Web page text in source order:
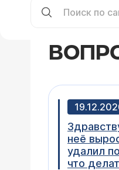
неё
удалил
что